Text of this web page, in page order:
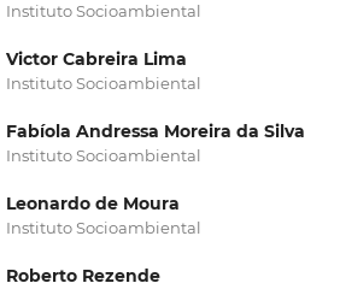
Instituto Socioambiental
Victor Cabreira Lima
Instituto Socioambiental
Fabíola Andressa Moreira da Silva
Instituto Socioambiental
Leonardo de Moura
Instituto Socioambiental
Roberto Rezende